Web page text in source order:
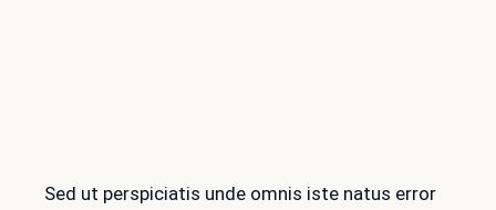
Sed ut perspiciatis unde omnis iste natus error